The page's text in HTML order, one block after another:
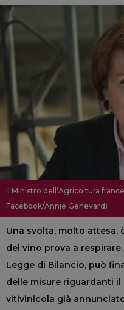
Il Ministro dell’Agricoltura
Facebook/Annie Genevard)
Una svolta, molto attesa,
del vino prova a
Legge di Bilancio, può
delle misure riguardanti
vitivinicola già